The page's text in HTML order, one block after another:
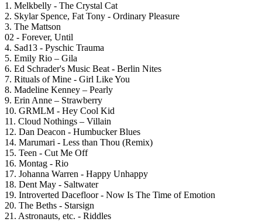
1. Melkbelly - The Crystal Cat
2. Skylar Spence, Fat Tony - Ordinary Pleasure
3. The Mattson
02 - Forever, Until
4. Sad13 - Pyschic Trauma
5. Emily Rio – Gila
6. Ed Schrader's Music Beat - Berlin Nites
7. Rituals of Mine - Girl Like You
8. Madeline Kenney – Pearly
9. Erin Anne – Strawberry
10. GRMLM - Hey Cool Kid
11. Cloud Nothings – Villain
12. Dan Deacon - Humbucker Blues
14. Marumari - Less than Thou (Remix)
15. Teen - Cut Me Off
16. Montag - Rio
17. Johanna Warren - Happy Unhappy
18. Dent May - Saltwater
19. Introverted Dacefloor - Now Is The Time of Emotion
20. The Beths - Starsign
21. Astronauts, etc. - Riddles